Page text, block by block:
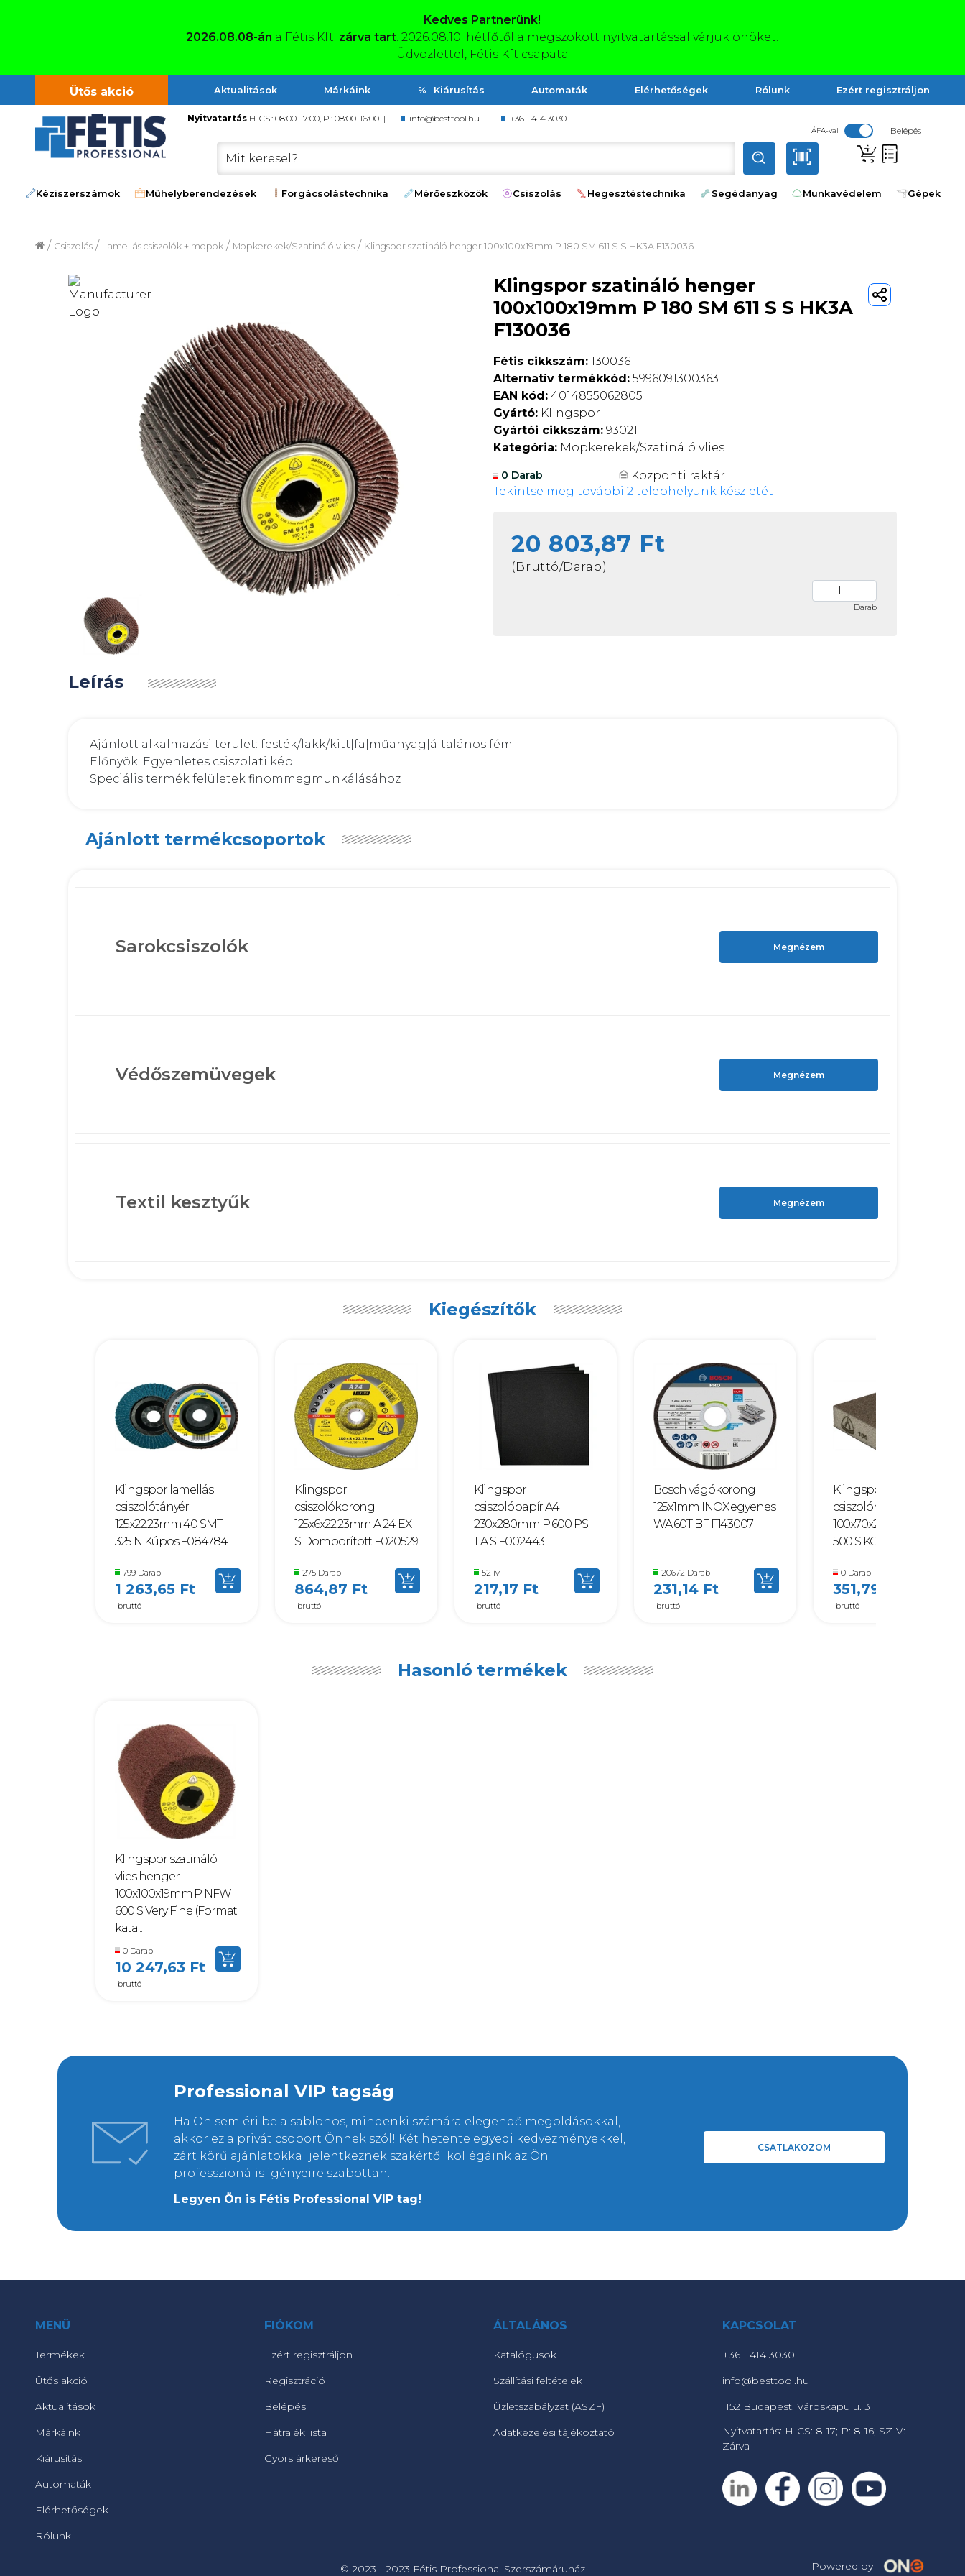
Kedves Partnerünk!
2026.08.08-án a Fétis Kft. zárva tart. 2026.08.10. hétfőtől a megszokott nyitvatartással várjuk önöket.
Üdvözlettel, Fétis Kft csapata
Ütős akció Aktualitások Márkáink Kiárusítás Automaták Elérhetőségek Rólunk Ezért regisztráljon
Nyitvatartás H-CS.: 08:00-17:00, P.: 08:00-16:00 | info@besttool.hu | +36 1 414 3030
ÁFA-val Belépés
Kéziszerszámok Műhelyberendezések Forgácsolástechnika Mérőeszközök Csiszolás Hegesztéstechnika Segédanyag Munkavédelem Gépek
Klingspor szatináló henger 100x100x19mm P 180 SM 611 S S HK3A F130036
/
Mopkerekek/Szatináló vlies
/
Lamellás csiszolók + mopok
/
Csiszolás
/
Klingspor szatináló henger
100x100x19mm P 180 SM 611 S S HK3A
F130036
Fétis cikkszám:130036
Alternatív termékkód:5996091300363
EAN kód:4014855062805
Gyártó:Klingspor
Gyártói cikkszám:93021
Kategória:Mopkerekek/Szatináló vlies
0 Darab
Központi raktár
Tekintse meg további 2 telephelyünk készletét
20 803,87 Ft
(Bruttó/Darab)
Darab
Leírás
Ajánlott alkalmazási terület: festék/lakk/kitt|fa|műanyag|általános fém
Előnyök: Egyenletes csiszolati kép
Speciális termék felületek finommegmunkálásához
Ajánlott termékcsoportok
Sarokcsiszolók Megnézem
Védőszemüvegek Megnézem
Textil kesztyűk Megnézem
Kiegészítők
Klingspor lamellás
csiszolótányér
125x22.23mm 40 SMT
325 N Kúpos F084784
799 Darab
1 263,65 Ft
bruttó
Klingspor
csiszolókorong
125x6x22.23mm A 24 EX
S Domborított F020529
275 Darab
864,87 Ft
bruttó
Klingspor
csiszolópapír A4
230x280mm P 600 PS
11A S F002443
52 ív
217,17 Ft
bruttó
Bosch vágókorong
125x1mm INOX egyenes
WA 60T BF F143007
20672 Darab
231,14 Ft
bruttó
Klingspor
csiszolóhasáb
100x70x25mm P 180 SK
500 S KORUND F001293
0 Darab
351,79 Ft
bruttó
Hasonló termékek
Klingspor szatináló
vlies henger
100x100x19mm P NFW
600 S Very Fine (Format
kata...
0 Darab
10 247,63 Ft
bruttó
Professional VIP tagság
Ha Ön sem éri be a sablonos, mindenki számára elegendő megoldásokkal,
akkor ez a privát csoport Önnek szól! Két hetente egyedi kedvezményekkel,
zárt körű ajánlatokkal jelentkeznek szakértői kollégáink az Ön
professzionális igényeire szabottan.
Legyen Ön is Fétis Professional VIP tag!
CSATLAKOZOM
MENÜ
Termékek
Ütős akció
Aktualitások
Márkáink
Kiárusítás
Automaták
Elérhetőségek
Rólunk
FIÓKOM
Ezért regisztráljon
Regisztráció
Belépés
Hátralék lista
Gyors árkereső
ÁLTALÁNOS
Katalógusok
Szállítási feltételek
Üzletszabályzat (ASZF)
Adatkezelési tájékoztató
KAPCSOLAT
+36 1 414 3030
info@besttool.hu
1152 Budapest, Városkapu u. 3
Nyitvatartás: H-CS: 8-17; P: 8-16; SZ-V:
Zárva
© 2023 - 2023 Fétis Professional Szerszámáruház Powered by